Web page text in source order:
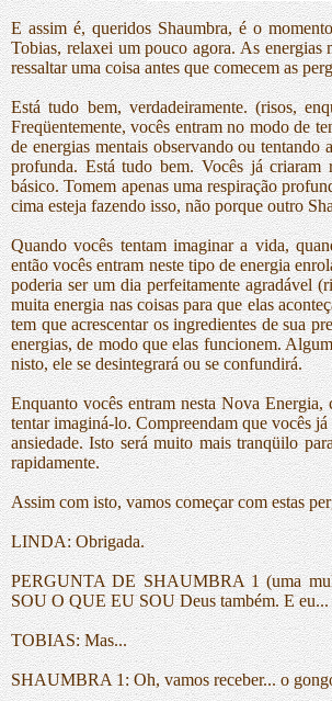
E assim é, queridos Shaumbra, é o
Tobias, relaxei um pouco agora. As energias
ressaltar uma coisa antes que comecem as
Está tudo bem, verdadeiramente. (risos,
Freqüentemente, vocês entram no modo de
de energias mentais observando ou tentando
profunda. Está tudo bem. Vocês já criaram
básico. Tomem apenas uma respiração
cima esteja fazendo isso, não porque outro
Quando vocês tentam imaginar a vida,
então vocês entram neste tipo de energia
poderia ser um dia perfeitamente agradável
muita energia nas coisas para que elas
tem que acrescentar os ingredientes de sua
energias, de modo que elas funcionem.
nisto, ele se desintegrará ou se confundirá.
Enquanto vocês entram nesta Nova
tentar imaginá-lo. Compreendam que vocês
ansiedade. Isto será muito mais tranqüilo
rapidamente.
Assim com isto, vamos começar com estas
LINDA: Obrigada.
PERGUNTA DE SHAUMBRA 1 (uma
SOU O QUE EU SOU Deus também. E eu...
TOBIAS: Mas...
SHAUMBRA 1: Oh, vamos receber... o